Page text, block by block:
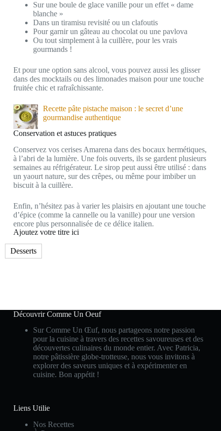
Sur une boule de glace vanille pour un effet « dame
blanche »
Dans un tiramisu revisité ou un clafoutis
Pour garnir un gâteau au chocolat ou une pavlova
Ou tout simplement à la cuillère, pour les vrais
gourmands !
Et pour une option sans alcool, vous pouvez aussi les glisser
dans des mocktails ou des limonades maison pour une touche
fruitée chic et rafraîchissante.
Recette pâte pistache maison : le secret d’une
gourmandise authentique
Conservation et astuces pratiques
Conservez vos cerises Amarena dans des bocaux hermétiques,
à l’abri de la lumière. Une fois ouverts, ils se gardent plusieurs
semaines au réfrigérateur. Le sirop peut aussi être utilisé : dans
un yaourt nature, sur des crêpes, ou même pour imbiber un
biscuit à la cuillère.
Enfin, n’hésitez pas à varier les plaisirs en ajoutant une touche
d’épice (comme la cannelle ou la vanille) pour une version
encore plus personnalisée de ce délice italien.
Ajoutez votre titre ici
Desserts
Découvrir Comme Un Oeuf
Sur Comme Un Œuf, nous partageons notre passion
pour la cuisine à travers des recettes savoureuses et des
découvertes culinaires du monde entier. Avec Patricia,
notre pâtissière globe-trotteuse, nous vous invitons à
explorer des saveurs uniques et à expérimenter en
cuisine. Bon appétit !
Liens Utilie
Nos Recettes